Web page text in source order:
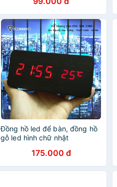
Đồng hồ led để bàn, đồng hồ
gỗ led hình chữ nhật
175.000 đ